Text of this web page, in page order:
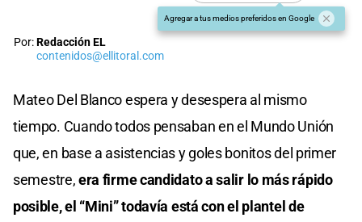
Agregar a tus medios preferidos en Google
Por:Redacción EL
contenidos@ellitoral.com
Mateo Del Blanco espera y desespera al mismo
tiempo. Cuando todos pensaban en el Mundo Unión
que, en base a asistencias y goles bonitos del primer
semestre,era firme candidato a salir lo más rápido
posible, el “Mini” todavía está con el plantel de